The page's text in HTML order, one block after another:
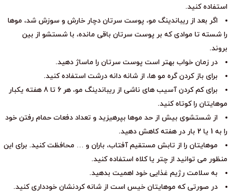
استفاده کنید.
اگر بعد از ریباندینگ مو، پوست سرتان دچار خارش و سوزش شد، موها
را شسته تا موادی که بر پوست سرتان باقی مانده، با شستشو از بین
بروند.
در زمان خواب بهتر است پوست سرتان را ماساژ دهید.
برای باز کردن گره مو ها، از شانه دانه درشت استفاده کنید.
برای کم کردن آسیب های ناشی از ریباندینگ مو، هر 6 تا 8 هفته یکبار
موهایتان را کوتاه کنید.
از شستشوی بیش از حد موها بپرهیزید و تعداد دفعات حمام رفتن خود
را به 1 یا 2 بار در هفته کاهش دهید.
موهایتان را از تابش مستقیم آفتاب، باران و … محافظت کنید. برای این
منظور می توانید از چتر یا کلاه استفاده کنید.
به سلامت رژیم غذایی خود اهمیت بدهید.
در صورتی که موهایتان خیس است از شانه کردنشان خودداری کنید.